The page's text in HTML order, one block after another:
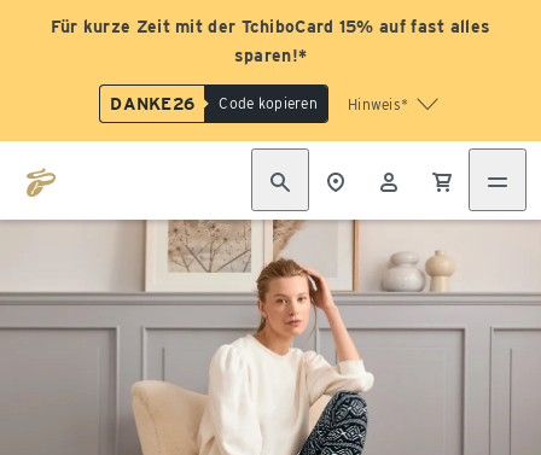
Für kurze Zeit mit der TchiboCard 15% auf fast alles
sparen!*
DANKE26 Code kopieren Hinweis*